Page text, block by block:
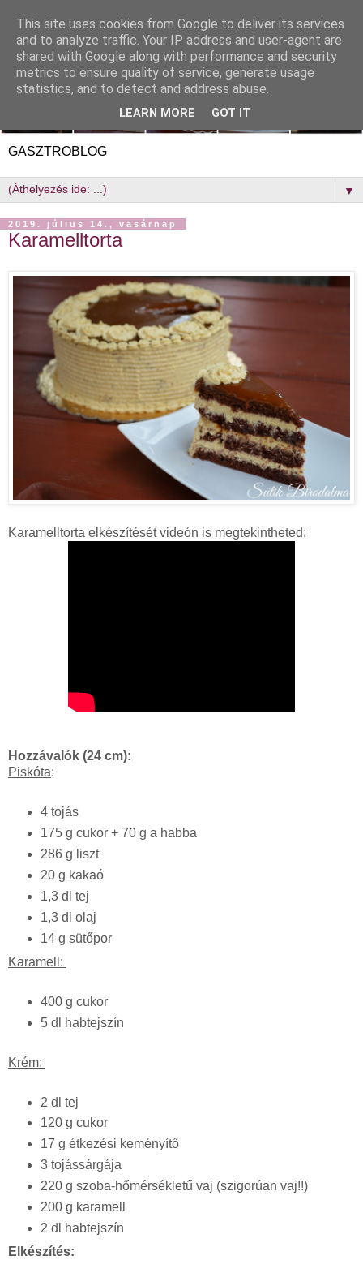
GASZTROBLOG
▼
2019. július 14., vasárnap
Karamelltorta
Karamelltorta elkészítését videón is megtekintheted:
Hozzávalók (24 cm):
Piskóta:
4 tojás
175 g cukor + 70 g a habba
286 g liszt
20 g kakaó
1,3 dl tej
1,3 dl olaj
14 g sütőpor
Karamell:
400 g cukor
5 dl habtejszín
Krém:
2 dl tej
120 g cukor
17 g étkezési keményítő
3 tojássárgája
220 g szoba-hőmérsékletű vaj (szigorúan vaj!!)
200 g karamell
2 dl habtejszín
Elkészítés:
This site uses cookies from Google to deliver its services
and to analyze traffic. Your IP address and user-agent are
shared with Google along with performance and security
metrics to ensure quality of service, generate usage
statistics, and to detect and address abuse.
LEARN MORE GOT IT